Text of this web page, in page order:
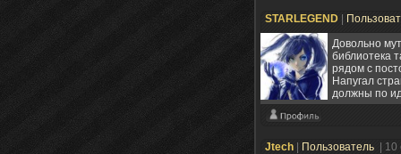
STARLEGEND
Довольно
библиотека
рядом с
Напугал
должны по
Jtech Пользователь |